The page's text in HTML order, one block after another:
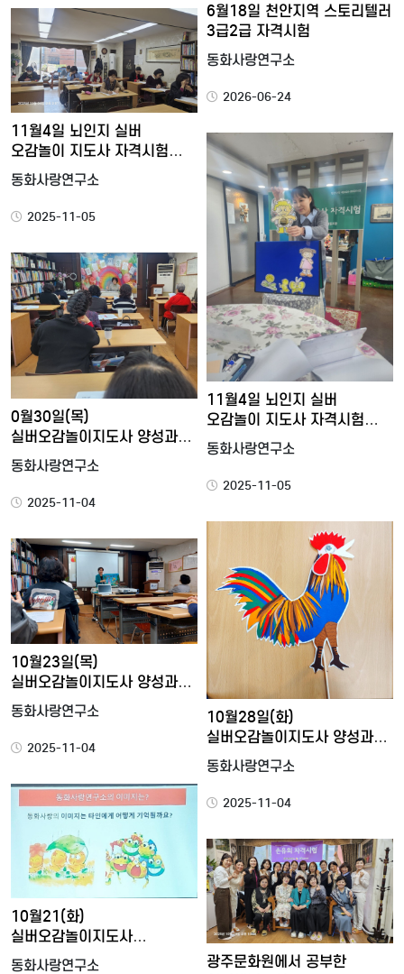
6월18일 천안지역 스토리텔러
3급2급 자격시험
동화사랑연구소
2026-06-24
11월4일 뇌인지 실버
오감놀이 지도사 자격시험
(3급…
동화사랑연구소
2025-11-05
11월4일 뇌인지 실버
오감놀이 지도사 자격시험
(3급…
동화사랑연구소
2025-11-05
0월30일(목)
실버오감놀이지도사 양성과정
15강 <실…
동화사랑연구소
2025-11-04
10월28일(화)
실버오감놀이지도사 양성과정
14강 <…
동화사랑연구소
2025-11-04
10월23일(목)
실버오감놀이지도사 양성과정
13강 <…
동화사랑연구소
2025-11-04
10월21(화)
실버오감놀이지도사
양성과정12강 <강사…
동화사랑연구소
광주문화원에서 공부한